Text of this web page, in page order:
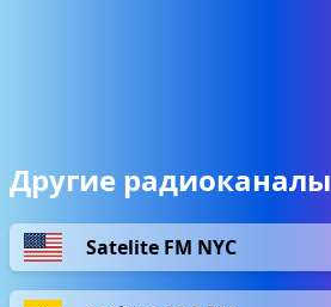
Другие радиоканалы
Satelite FM NYC